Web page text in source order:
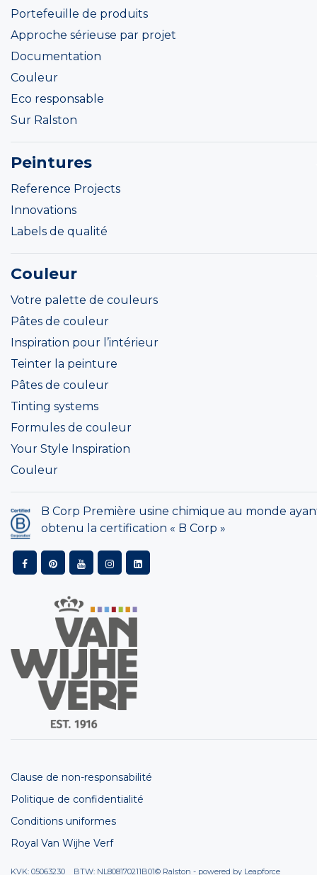
Portefeuille de produits
Approche sérieuse par projet
Documentation
Couleur
Eco responsable
Sur Ralston
Peintures
Reference Projects
Innovations
Labels de qualité
Couleur
Votre palette de couleurs
Pâtes de couleur
Inspiration pour l’intérieur
Teinter la peinture
Pâtes de couleur
Tinting systems
Formules de couleur
Your Style Inspiration
Couleur
B Corp Première usine chimique au monde
obtenu la certification « B Corp »
Clause de non-responsabilité
Politique de confidentialité
Conditions uniformes
Royal Van Wijhe Verf
KVK: 05063230 BTW: NL808170211B01© Ralston - powered by Leapforce